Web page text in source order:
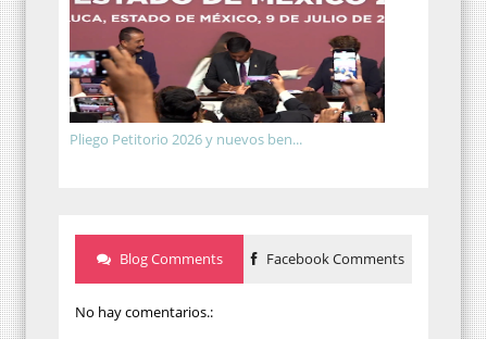
Pliego Petitorio 2026 y nuevos ben...
Blog Comments Facebook Comments
No hay comentarios.: